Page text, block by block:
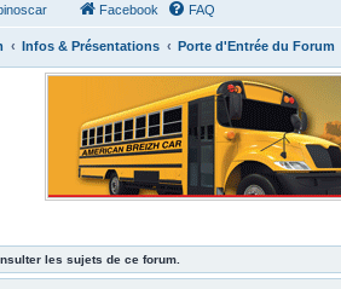
Facebook FAQ
Infos & Présentations Porte d'Entrée du Forum
les sujets de ce forum.